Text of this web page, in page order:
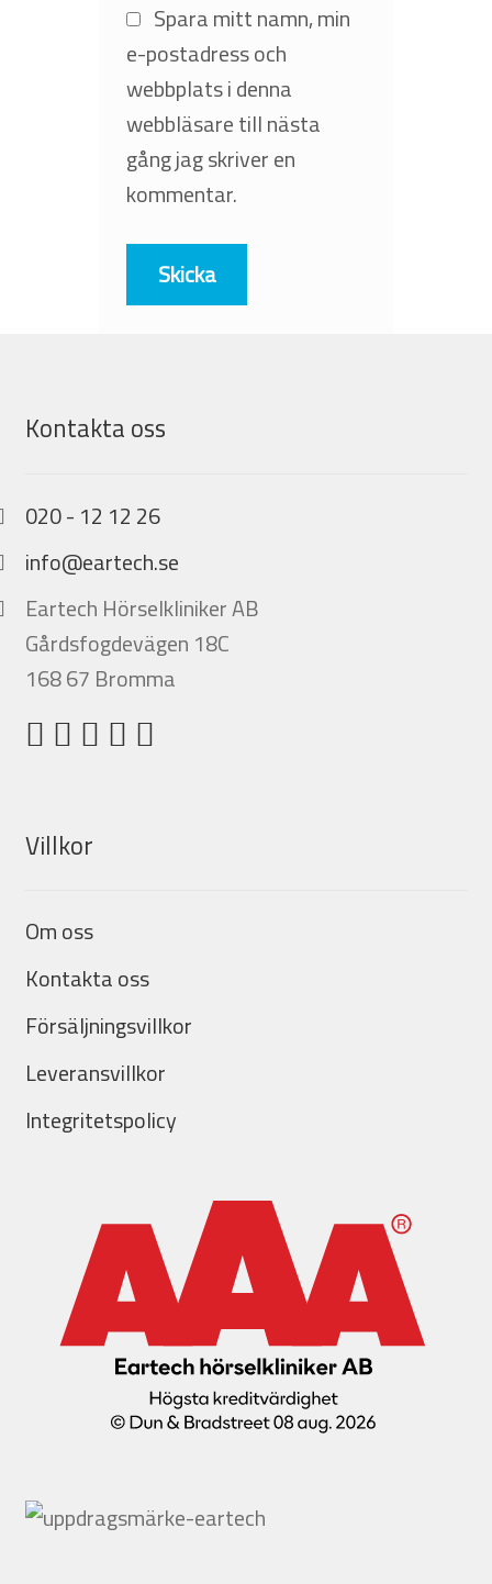
Spara mitt namn, min
e-postadress och
webbplats i denna
webbläsare till nästa
gång jag skriver en
kommentar.
Kontakta oss
020 - 12 12 26
info@eartech.se
Eartech Hörselkliniker AB
Gårdsfogdevägen 18C
168 67 Bromma
Villkor
Om oss
Kontakta oss
Försäljningsvillkor
Leveransvillkor
Integritetspolicy